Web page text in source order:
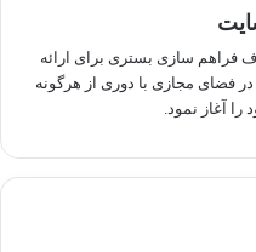
سلام، از سال 1398 با هدف فراهم سازی بستری برای ارائه
فضای مجازی با دوری از هرگونه
آغاز نمود.